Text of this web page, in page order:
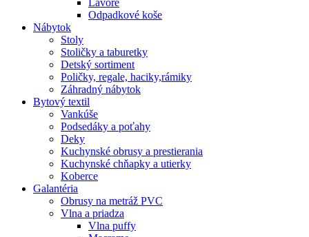
Lavóre
Odpadkové koše
Nábytok
Stoly
Stoličky a taburetky
Detský sortiment
Poličky, regale, haciky,rámiky
Záhradný nábytok
Bytový textil
Vankúše
Podsedáky a poťahy
Deky
Kuchynské obrusy a prestierania
Kuchynské chňapky a utierky
Koberce
Galantéria
Obrusy na metráž PVC
Vlna a priadza
Vlna puffy